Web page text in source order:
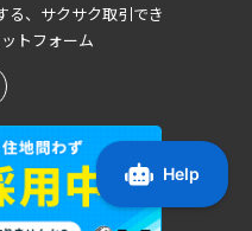
る、サクサク取引でき
トフォーム